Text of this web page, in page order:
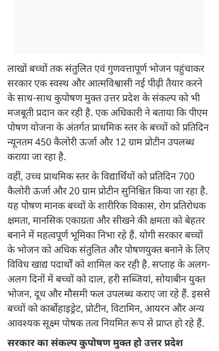
लाखों बच्चों तक संतुलित एवं गुणवत्तापूर्ण भोजन पहुंचाकर
सरकार एक स्वस्थ और आत्मविश्वासी नई पीढ़ी तैयार करने
के साथ-साथ कुपोषण मुक्त उत्तर प्रदेश के संकल्प को भी
मजबूती प्रदान कर रही है. एक अधिकारी ने बताया कि पीएम
पोषण योजना के अंतर्गत प्राथमिक स्तर के बच्चों को प्रतिदिन
न्यूनतम 450 कैलोरी ऊर्जा और 12 ग्राम प्रोटीन उपलब्ध
कराया जा रहा है.
वहीं, उच्च प्राथमिक स्तर के विद्यार्थियों को प्रतिदिन 700
कैलोरी ऊर्जा और 20 ग्राम प्रोटीन सुनिश्चित किया जा रहा है.
यह पोषण मानक बच्चों के शारीरिक विकास, रोग प्रतिरोधक
क्षमता, मानसिक एकाग्रता और सीखने की क्षमता को बेहतर
बनाने में महत्वपूर्ण भूमिका निभा रहे हैं. योगी सरकार बच्चों
के भोजन को अधिक संतुलित और पोषणयुक्त बनाने के लिए
विविध खाद्य पदार्थों को शामिल कर रही है. सप्ताह के अलग-
अलग दिनों में बच्चों को दाल, हरी सब्जियां, सोयाबीन युक्त
भोजन, दूध और मौसमी फल उपलब्ध कराए जा रहे हैं. इससे
बच्चों को कार्बोहाइड्रेट, प्रोटीन, विटामिन, आयरन और अन्य
आवश्यक सूक्ष्म पोषक तत्व नियमित रूप से प्राप्त हो रहे हैं.
सरकार का संकल्प कुपोषण मुक्त हो उत्तर प्रदेश